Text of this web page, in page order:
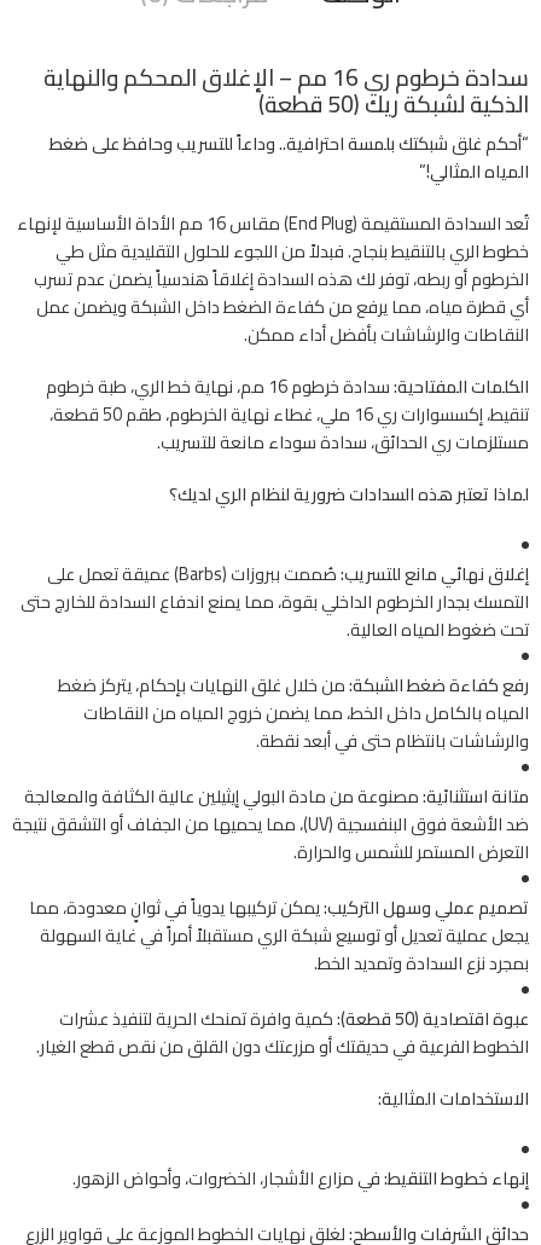
سدادة خرطوم ري 16 مم – الإغلاق المحكم والنهاية
الذكية لشبكة ريك (50 قطعة)
“أحكم غلق شبكتك بلمسة احترافية.. وداعاً للتسريب وحافظ على ضغط
المياه المثالي!”
تُعد السدادة المستقيمة (End Plug) مقاس 16 مم الأداة الأساسية لإنهاء
خطوط الري بالتنقيط بنجاح. فبدلاً من اللجوء للحلول التقليدية مثل طي
الخرطوم أو ربطه، توفر لك هذه السدادة إغلاقاً هندسياً يضمن عدم تسرب
أي قطرة مياه، مما يرفع من كفاءة الضغط داخل الشبكة ويضمن عمل
النقاطات والرشاشات بأفضل أداء ممكن.
الكلمات المفتاحية:
سدادة خرطوم 16 مم، نهاية خط الري، طبة خرطوم
تنقيط، إكسسوارات ري 16 ملي، غطاء نهاية الخرطوم، طقم 50 قطعة،
مستلزمات ري الحدائق، سدادة سوداء مانعة للتسريب.
لماذا تعتبر هذه السدادات ضرورية لنظام الري لديك؟
إغلاق نهائي مانع للتسريب:
صُممت ببروزات (Barbs) عميقة تعمل على
التمسك بجدار الخرطوم الداخلي بقوة، مما يمنع اندفاع السدادة للخارج حتى
تحت ضغوط المياه العالية.
رفع كفاءة ضغط الشبكة:من خلال غلق النهايات بإحكام، يتركز ضغط
المياه بالكامل داخل الخط، مما يضمن خروج المياه من النقاطات
والرشاشات بانتظام حتى في أبعد نقطة.
متانة استثنائية:مصنوعة من مادة البولي إيثيلين عالية الكثافة والمعالجة
ضد الأشعة فوق البنفسجية (UV)، مما يحميها من الجفاف أو التشقق نتيجة
التعرض المستمر للشمس والحرارة.
تصميم عملي وسهل التركيب:يمكن تركيبها يدوياً في ثوانٍ معدودة، مما
يجعل عملية تعديل أو توسيع شبكة الري مستقبلاً أمراً في غاية السهولة
بمجرد نزع السدادة وتمديد الخط.
عبوة اقتصادية (50 قطعة):
كمية وافرة تمنحك الحرية لتنفيذ عشرات
الخطوط الفرعية في حديقتك أو مزرعتك دون القلق من نقص قطع الغيار.
الاستخدامات المثالية:
إنهاء خطوط التنقيط:في مزارع الأشجار، الخضروات، وأحواض الزهور.
حدائق الشرفات والأسطح:لغلق نهايات الخطوط الموزعة على قواوير الزرع